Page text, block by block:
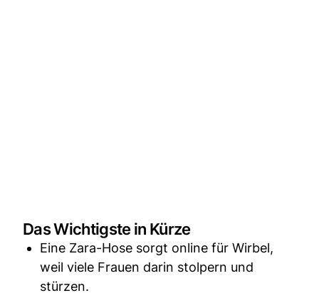
Das Wichtigste in Kürze
Eine Zara-Hose sorgt online für Wirbel,
weil viele Frauen darin stolpern und
stürzen.